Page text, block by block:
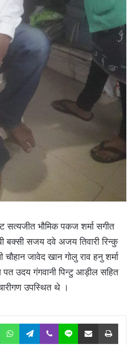
सत्यजीत भौमिक पकज शर्मा सगीत
बक्सी सजय दवे अजय तिवारी रिन्कु
चौहान जावेद खान गोलु राव हनु शर्मा
पत उदय गंगवानी पिन्टु आड़ील सहित
उपस्थित थे ।
MessengerWhatsAppTelegram
Viber Line Share via Email Print